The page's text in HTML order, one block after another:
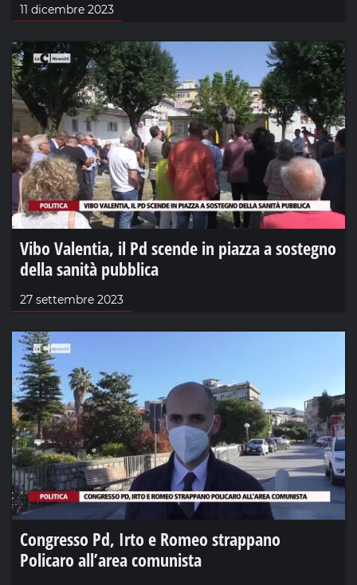
11 dicembre 2023
Vibo Valentia, il Pd scende in piazza a sostegno
della sanità pubblica
27 settembre 2023
Congresso Pd, Irto e Romeo strappano
Policaro all’area comunista